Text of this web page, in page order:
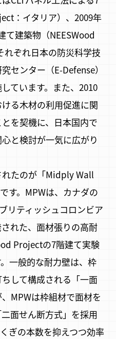
：イタリア）、2009年
て建築物（NEESWood
ぞれ日本の防災科学技
センター（E-Defense）
ています。また、2010
る木材の利用促進に関
を契機に、日本国内で
と検討が一気に広がり
れたのが「Midply Wall
す。MPWは、カナダの
リティッシュコロンビア
れた、面材張りの高耐
Projectの7階建て実験
一般的な耐力壁は、枠
して構成される「一面
MPWは枠組材で面材を
面せん断方式」を採用
ぎの本数を抑えつつ効率